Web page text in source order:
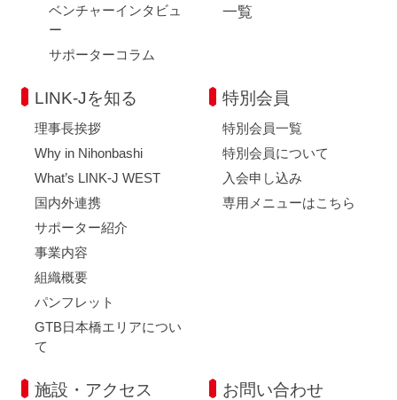
ベンチャーインタビュ
ー
サポーターコラム
一覧
LINK-Jを知る
理事長挨拶
Why in Nihonbashi
What’s LINK-J WEST
国内外連携
サポーター紹介
事業内容
組織概要
パンフレット
GTB日本橋エリアについ
て
特別会員
特別会員一覧
特別会員について
入会申し込み
専用メニューはこちら
施設・アクセス お問い合わせ